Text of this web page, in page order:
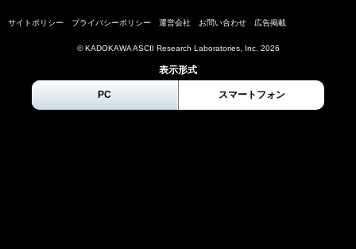
サイトポリシー プライバシーポリシー 運営会社 お問い合わせ 広告掲載
© KADOKAWA ASCII Research Laboratories, Inc. 2026
表示形式
PC スマートフォン